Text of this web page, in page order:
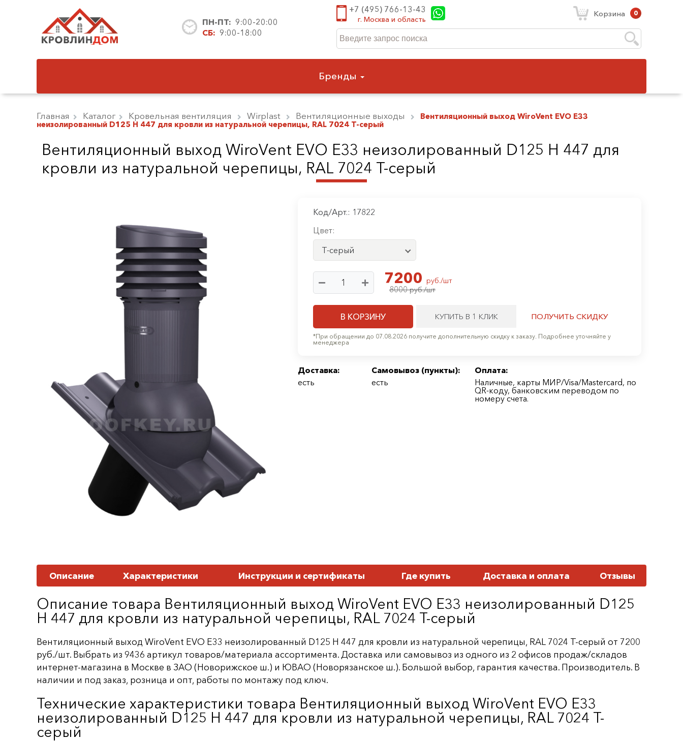
ПН-ПТ: 9:00-20:00
СБ: 9:00-18:00
+7 (495) 766-13-43
г. Москва и область
Корзина 0
Бренды
Главная Каталог Кровельная вентиляция Wirplast Вентиляционные выходы
Вентиляционный выход WiroVent EVO E33
неизолированный D125 Н 447 для кровли из натуральной черепицы, RAL 7024 Т-серый
Вентиляционный выход WiroVent EVO E33 неизолированный D125 Н 447 для
кровли из натуральной черепицы, RAL 7024 Т-серый
Код/Арт.: 17822
Цвет:
Т-серый
7200 руб./шт
8000руб./шт
В КОРЗИНУ КУПИТЬ В 1 КЛИК ПОЛУЧИТЬ СКИДКУ
*При обращении до 07.08.2026 получите дополнительную скидку к заказу. Подробнее уточняйте у
менеджера
Доставка:
есть
Самовывоз (пункты):
есть
Оплата:
Наличные, карты МИР/Visa/Mastercard, по
QR-коду, банковским переводом по
номеру счета.
Описание Характеристики Инструкции и сертификаты Где купить Доставка и оплата Отзывы
Описание товара Вентиляционный выход WiroVent EVO E33 неизолированный D125
Н 447 для кровли из натуральной черепицы, RAL 7024 Т-серый
Вентиляционный выход WiroVent EVO E33 неизолированный D125 Н 447 для кровли из натуральной черепицы, RAL 7024 Т-серый от 7200
руб./шт. Выбрать из 9436 артикул товаров/материала ассортимента. Доставка или самовывоз из одного из 2 офисов продаж/складов
интернет-магазина в Москве в ЗАО (Новорижское ш.) и ЮВАО (Новорязанское ш.). Большой выбор, гарантия качества. Производитель. В
наличии и под заказ, розница и опт, работы по монтажу под ключ.
Технические характеристики товара Вентиляционный выход WiroVent EVO E33
неизолированный D125 Н 447 для кровли из натуральной черепицы, RAL 7024 Т-
серый